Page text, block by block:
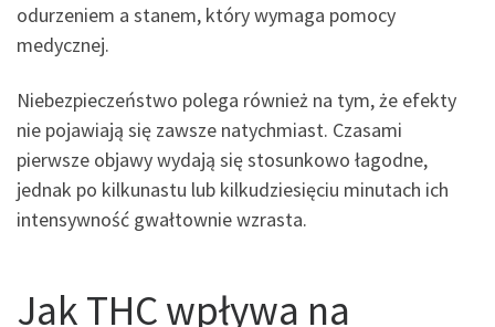
odurzeniem a stanem, który wymaga pomocy
medycznej.
Niebezpieczeństwo polega również na tym, że efekty
nie pojawiają się zawsze natychmiast. Czasami
pierwsze objawy wydają się stosunkowo łagodne,
jednak po kilkunastu lub kilkudziesięciu minutach ich
intensywność gwałtownie wzrasta.
Jak THC wpływa na